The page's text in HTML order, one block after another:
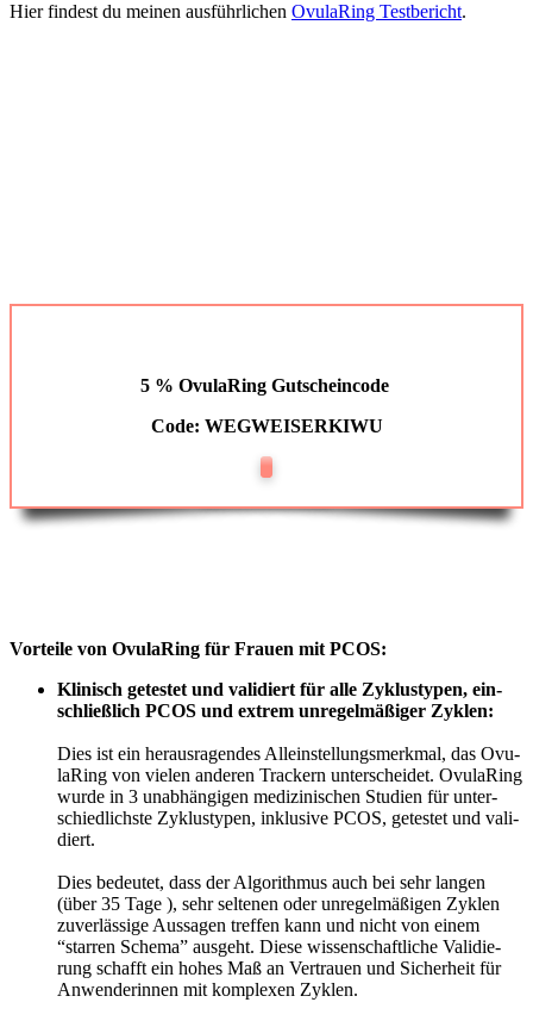
Hier fin­dest du mei­nen aus­führ­li­chen Ovu­la­Ring Test­be­richt.
5 % Ovu­la­Ring Gut­schein­code
Code: WEGWEISERKIWU
Vor­tei­le von Ovu­la­Ring für Frau­en mit PCOS:
Kli­nisch getes­tet und vali­diert für alle Zyklus­ty­pen, ein­
schließ­lich PCOS und extrem unre­gel­mä­ßi­ger Zyklen:
Dies ist ein her­aus­ra­gen­des Allein­stel­lungs­merk­mal, das Ovu­
la­Ring von vie­len ande­ren Tra­ckern unter­schei­det. Ovu­la­Ring
wur­de in 3 unab­hän­gi­gen medi­zi­ni­schen Stu­di­en für unter­
schied­lichs­te Zyklus­ty­pen, inklu­si­ve PCOS, getes­tet und vali­
diert.
Dies bedeu­tet, dass der Algo­rith­mus auch bei sehr lan­gen
(über 35 Tage ), sehr sel­te­nen oder unre­gel­mä­ßi­gen Zyklen
zuver­läs­si­ge Aus­sa­gen tref­fen kann und nicht von einem
“star­ren Sche­ma” aus­geht. Die­se wis­sen­schaft­li­che Vali­die­
rung schafft ein hohes Maß an Ver­trau­en und Sicher­heit für
Anwen­de­rin­nen mit kom­ple­xen Zyklen.